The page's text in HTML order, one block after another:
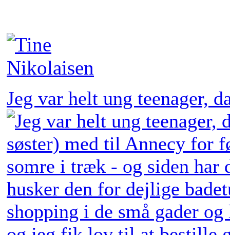
Jeg var helt ung teenager,